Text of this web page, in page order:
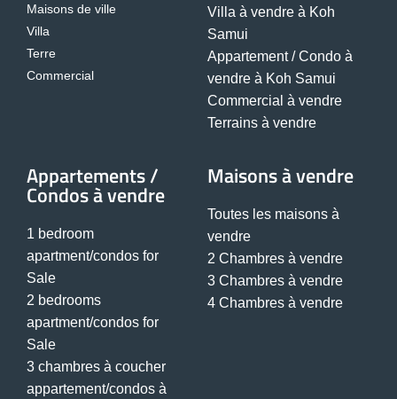
Maisons de ville
Villa
Terre
Commercial
Villa à vendre à Koh
Samui
Appartement / Condo à
vendre à Koh Samui
Commercial à vendre
Terrains à vendre
Appartements /
Condos à vendre
1 bedroom
apartment/condos for
Sale
2 bedrooms
apartment/condos for
Sale
3 chambres à coucher
appartement/condos à
Maisons à vendre
Toutes les maisons à
vendre
2 Chambres à vendre
3 Chambres à vendre
4 Chambres à vendre